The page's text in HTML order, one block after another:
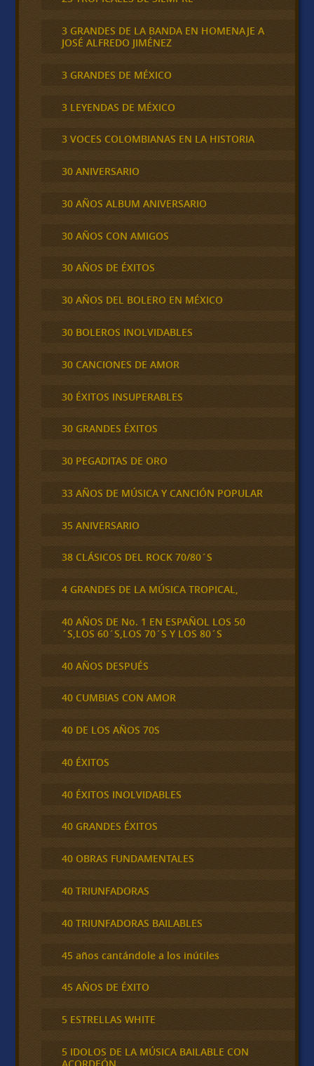
3 GRANDES DE LA BANDA EN HOMENAJE A
JOSÉ ALFREDO JIMÉNEZ
3 GRANDES DE MÉXICO
3 LEYENDAS DE MÉXICO
3 VOCES COLOMBIANAS EN LA HISTORIA
30 ANIVERSARIO
30 AÑOS ALBUM ANIVERSARIO
30 AÑOS CON AMIGOS
30 AÑOS DE ÉXITOS
30 AÑOS DEL BOLERO EN MÉXICO
30 BOLEROS INOLVIDABLES
30 CANCIONES DE AMOR
30 ÉXITOS INSUPERABLES
30 GRANDES ÉXITOS
30 PEGADITAS DE ORO
33 AÑOS DE MÚSICA Y CANCIÓN POPULAR
35 ANIVERSARIO
38 CLÁSICOS DEL ROCK 70/80´S
4 GRANDES DE LA MÚSICA TROPICAL,
40 AÑOS DE No. 1 EN ESPAÑOL LOS 50
´S,LOS 60´S,LOS 70´S Y LOS 80´S
40 AÑOS DESPUÉS
40 CUMBIAS CON AMOR
40 DE LOS AÑOS 70S
40 ÉXITOS
40 ÉXITOS INOLVIDABLES
40 GRANDES ÉXITOS
40 OBRAS FUNDAMENTALES
40 TRIUNFADORAS
40 TRIUNFADORAS BAILABLES
45 años cantándole a los inútiles
45 AÑOS DE ÉXITO
5 ESTRELLAS WHITE
5 IDOLOS DE LA MÚSICA BAILABLE CON